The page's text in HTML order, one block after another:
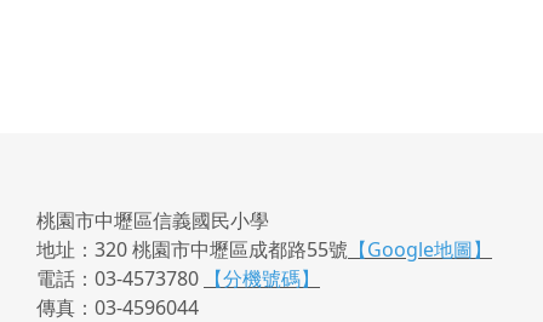
桃園市中壢區信義國民小學
地址：320 桃園市中壢區成都路55號 【Google地圖】
電話：03-4573780
【分機號碼】
傳真：03-4596044